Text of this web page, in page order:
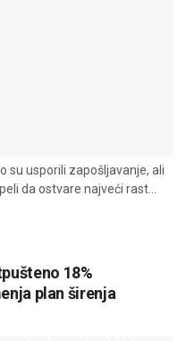
su usporili zapošljavanje, ali
da ostvare najveći rast...
18%
plan širenja